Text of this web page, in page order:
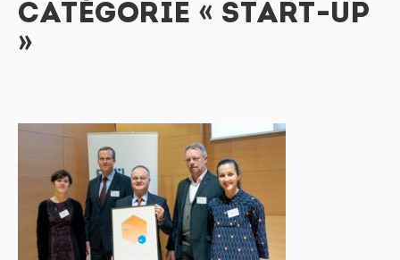
CATÉGORIE « START-UP
»